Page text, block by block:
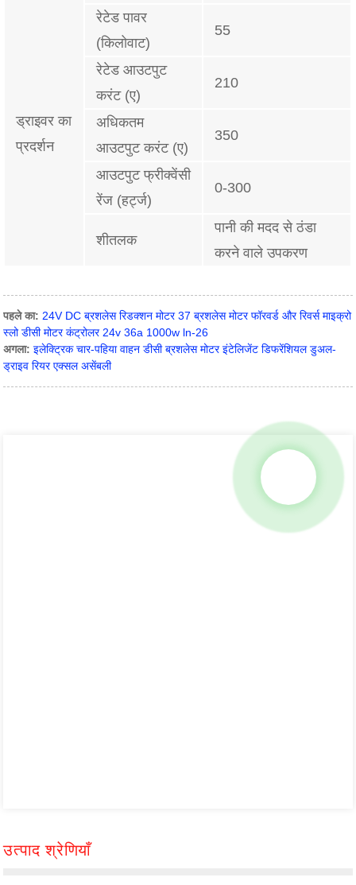
ड्राइवर का
प्रदर्शन
रेटेड पावर
(किलोवाट)
55
रेटेड आउटपुट
करंट (ए)
210
अधिकतम
आउटपुट करंट (ए)
350
आउटपुट फ्रीक्वेंसी
रेंज (हर्ट्ज)
0-300
शीतलक
पानी की मदद से ठंडा
करने वाले उपकरण
पहले का: 24V DC ब्रशलेस रिडक्शन मोटर 37 ब्रशलेस मोटर फॉरवर्ड और रिवर्स माइक्रो
स्लो डीसी मोटर कंट्रोलर 24v 36a 1000w ln-26
अगला: इलेक्ट्रिक चार-पहिया वाहन डीसी ब्रशलेस मोटर इंटेलिजेंट डिफरेंशियल डुअल-
ड्राइव रियर एक्सल असेंबली
उत्पाद श्रेणियाँ